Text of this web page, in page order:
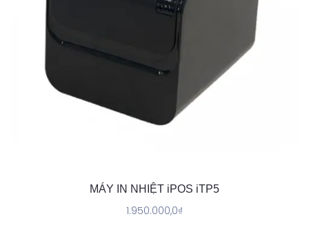
MÁY IN NHIỆT iPOS iTP5
1.950.000,0₫